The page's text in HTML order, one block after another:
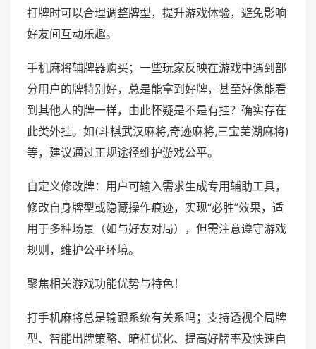
打牌时可以合理调整牌型，提升游戏体验，避免影响
好友间互动乐趣。
手机麻将辅牌器购买；一些玩家反映在游戏中遇到部
分用户的牌特别好，总是能拿到好牌，甚至好像能看
到其他人的牌一样，由此怀疑是不是有挂？确实存在
此类外挂。如(斗棋武汉麻将,奇迹麻将,三宝芜湖麻将)
等，建议通过正规途径维护游戏公平。
自定义修改牌：用户可输入需求生成专用辅助工具，
修改自身牌型或隐藏操作痕迹，实现“必胜”效果，适
用于多种场景（如与好友对局），但需注意遵守游戏
规则，维护公平环境。
聚焦相关游戏功能优势与特色！
打手机麻将总是输跟系统有关系吗；支持透视全局牌
型、智能出牌策略、暗杠优化、提高好牌率及快速自